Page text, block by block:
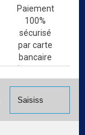
Paiement
100%
sécurisé
par carte
bancaire
(Mastercard,
Visa, ...) et